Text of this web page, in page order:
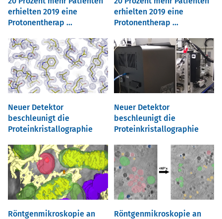
erhielten 2019 eine
Protonentherap ...
erhielten 2019 eine
Protonentherap ...
Neuer Detektor
beschleunigt die
Proteinkristallographie
Neuer Detektor
beschleunigt die
Proteinkristallographie
Röntgenmikroskopie an
Röntgenmikroskopie an